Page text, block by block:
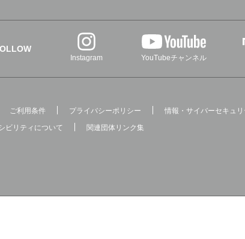
Instagram YouTubeチャンネル
ご利用条件 プライバシーポリシー
情報・サイバーセキュ
ビリティについて
関連団体リンク集